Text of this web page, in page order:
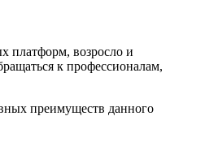
платформ, возросло и
к профессионалам,
преимуществ данного